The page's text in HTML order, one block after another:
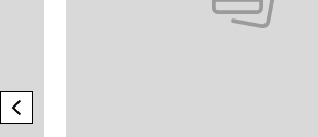
previous element